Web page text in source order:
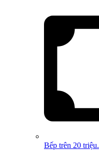
Bếp trên 20 triệu.